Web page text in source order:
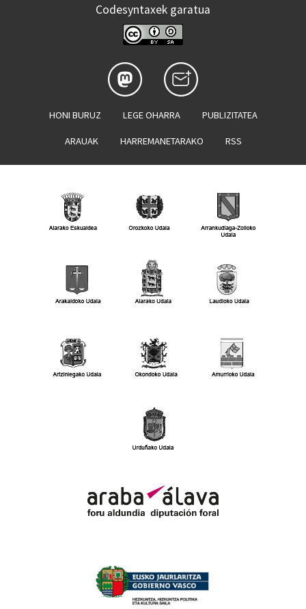
Codesyntaxek garatua
HONI BURUZ LEGE OHARRA PUBLIZITATEA
ARAUAK HARREMANETARAKO RSS